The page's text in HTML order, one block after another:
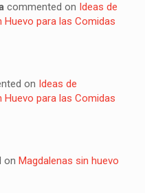
commented on Ideas de
para las Comidas
on Ideas de
para las Comidas
on Magdalenas sin huevo